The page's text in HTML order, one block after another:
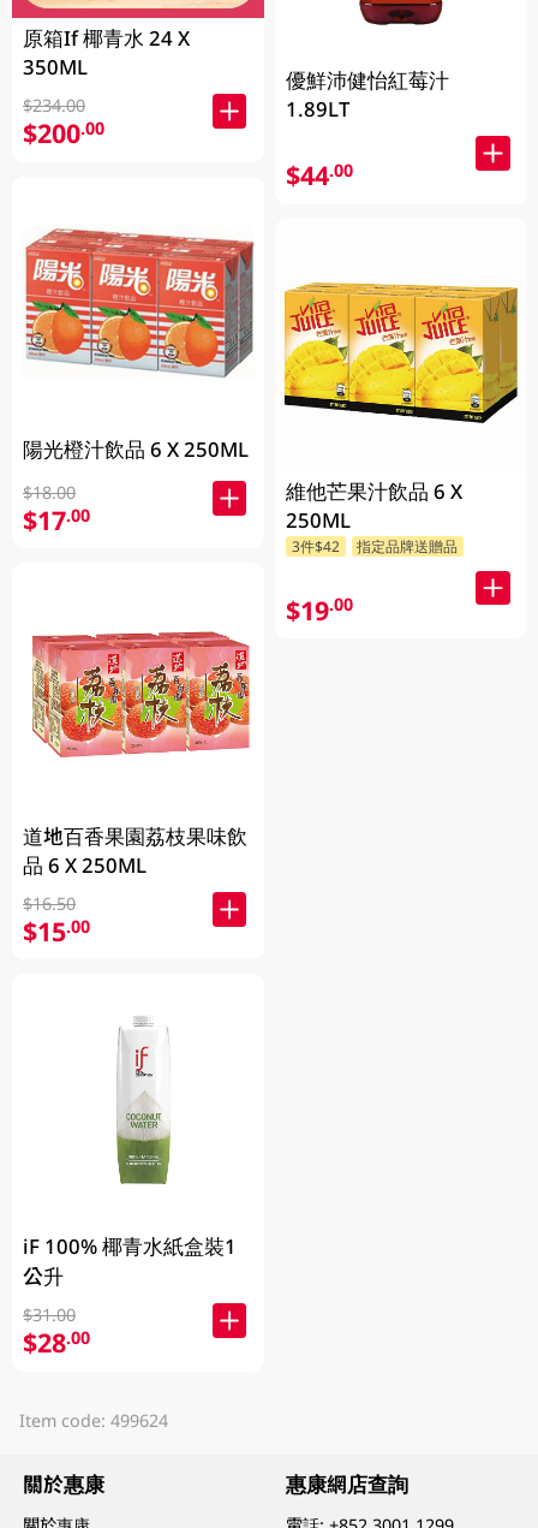
原箱If 椰青水 24 X
350ML
$234.00
$200.00
陽光橙汁飲品 6 X 250ML
$18.00
$17.00
道地百香果園荔枝果味飲
品 6 X 250ML
$16.50
$15.00
iF 100% 椰青水紙盒裝1
公升
$31.00
$28.00
優鮮沛健怡紅莓汁
1.89LT
$44.00
維他芒果汁飲品 6 X
250ML
3件$42 指定品牌送贈品
$19.00
Item code: 499624
關於惠康 惠康網店查詢